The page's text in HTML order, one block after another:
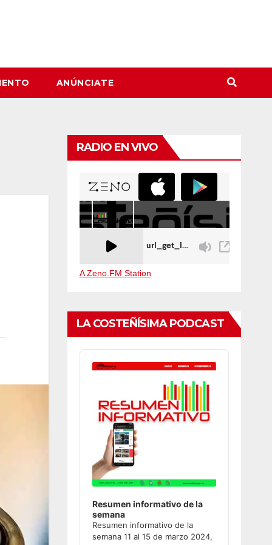
ANÚNCIATE
RADIO EN VIVO
A Zeno.FM Station
LA COSTEÑÍSIMA PODCAST
Audio
Player
Resumen informativo de la
semana
Resumen informativo de la
semana 11 al 15 de marzo 2024,